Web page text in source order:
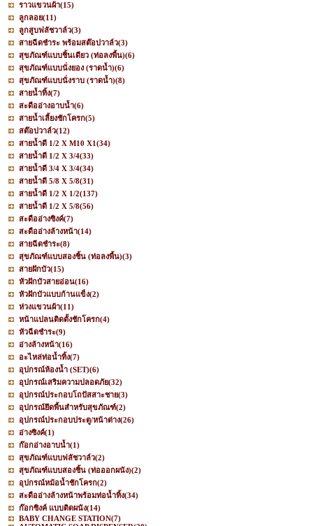
ราวแขวนผ้า(15)
ลูกลอย(11)
ลูกสูบฟลัชวาล์ว(3)
สายฉีดชำระ พร้อมสต๊อปวาล์ว(3)
สุขภัณฑ์แบบชิ้นเดียว (ท่อลงพื้น)(6)
สุขภัณฑ์แบบนั่งยอง (ราดน้ำ)(6)
สุขภัณฑ์แบบนั่งราบ (ราดน้ำ)(8)
สายน้ำทิ้ง(7)
สะดืออ่างอาบน้ำ(6)
สายน้ำเลี้ยงชักโครก(5)
สต๊อปวาล์ว(12)
สายน้ำดี 1/2 X M10 X1(34)
สายน้ำดี 1/2 X 3/4(33)
สายน้ำดี 3/4 X 3/4(34)
สายน้ำดี 5/8 X 5/8(31)
สายน้ำดี 1/2 X 1/2(137)
สายน้ำดี 1/2 X 5/8(56)
สะดืออ่างซิงค์(7)
สะดืออ่างล้างหน้า(14)
สายฉีดชำระ(8)
สุขภัณฑ์แบบสองชิ้น (ท่อลงพื้น)(3)
สายฝักบัว(15)
หัวฝักบัวสายอ่อน(16)
หัวฝักบัวแบบก้านแข็ง(2)
ห่วงแขวนผ้า(11)
หน้าแปลนติดตั้งชักโครก(4)
หัวฉีดชำระ(9)
อ่างล้างหน้า(16)
อะไหล่ท่อน้ำทิ้ง(7)
อุปกรณ์ห้องน้ำ (SET)(6)
อุปกรณ์เสริมความปลอดภัย(32)
อุปกรณ์ประกอบโถปัสสาะชาย(3)
อุปกรณ์ยึดพื้นสำหรับสุขภัณฑ์(2)
อุปกรณ์ประกอบประตู/หน้าต่าง(26)
อ่างซิงค์(1)
ก๊อกอ่างอาบน้ำ(1)
สุขภัณฑ์แบบฟลัชวาล์ว(2)
สุขภัณฑ์แบบสองชิ้น (ท่อออกผนัง)(2)
อุปกรณ์หม้อน้ำชักโครก(2)
สะดืออ่างล้างหน้าพร้อมท่อน้ำทิ้ง(34)
ก๊อกซิงค์ แบบติดผนัง(14)
BABY CHANGE STATION(7)